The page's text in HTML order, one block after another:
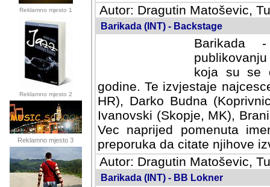
Reklamno mjesto 1
Reklamno mjesto 2
Reklamno mjesto 3
Autor: Dragutin Matoševic,
Barikada (INT) - Backstage
Barikada
koja su se
godine. Te izvjestaje
HR), Darko Budna
Ivanovski (Skopje, MK),
Vec naprijed pomenuta
preporuka da citate njihove
Autor: Dragutin Matoševic,
Barikada (INT) - BB Lokner